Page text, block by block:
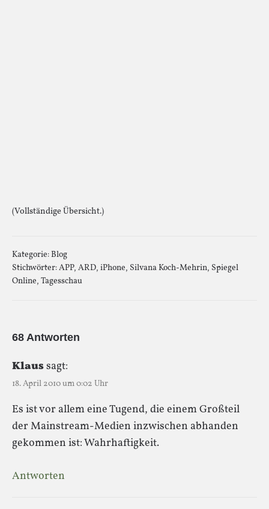
(Vollständige Übersicht.)
Kategorie:Blog
Stichwörter:APP, ARD, iPhone, Silvana Koch-Mehrin, Spiegel
Online, Tagesschau
68 Antworten
Klaussagt:
18. April 2010 um 0:02 Uhr
Es ist vor allem eine Tugend, die einem Großteil
der Mainstream-Medien inzwischen abhanden
gekommen ist: Wahrhaftigkeit.
Antworten